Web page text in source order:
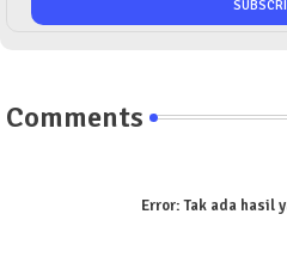
Comments
Error:Tak ada hasil